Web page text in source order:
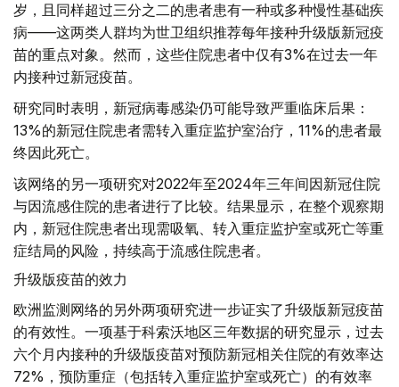
岁，且同样超过三分之二的患者患有一种或多种慢性基础疾
病——这两类人群均为世卫组织推荐每年接种升级版新冠疫
苗的重点对象。然而，这些住院患者中仅有3%在过去一年
内接种过新冠疫苗。
研究同时表明，新冠病毒感染仍可能导致严重临床后果：
13%的新冠住院患者需转入重症监护室治疗，11%的患者最
终因此死亡。
该网络的另一项研究对2022年至2024年三年间因新冠住院
与因流感住院的患者进行了比较。结果显示，在整个观察期
内，新冠住院患者出现需吸氧、转入重症监护室或死亡等重
症结局的风险，持续高于流感住院患者。
升级版疫苗的效力
欧洲监测网络的另外两项研究进一步证实了升级版新冠疫苗
的有效性。一项基于科索沃地区三年数据的研究显示，过去
六个月内接种的升级版疫苗对预防新冠相关住院的有效率达
72%，预防重症（包括转入重症监护室或死亡）的有效率